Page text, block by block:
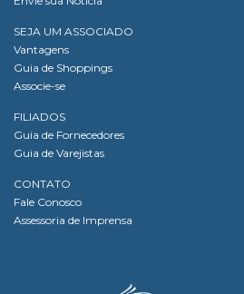
SEJA UM ASSOCIADO
Vantagens
Guia de Shoppings
Associe-se
FILIADOS
Guia de Fornecedores
Guia de Varejistas
CONTATO
Fale Conosco
Assessoria de Imprensa